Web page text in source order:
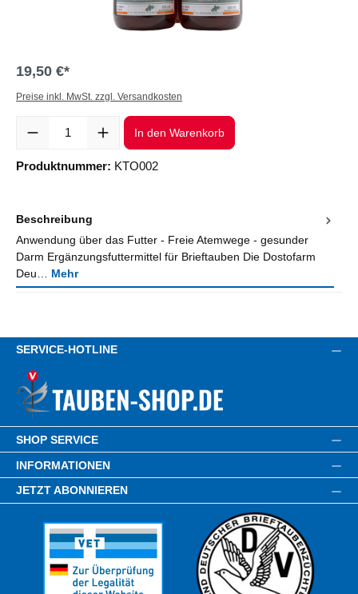
19,50 €*
Preise inkl. MwSt. zzgl. Versandkosten
Produkt Anzahl: Gib den gewünschten Wert ein oder benutze die
In den Warenkorb
Produktnummer: KTO002
Beschreibung
Anwendung über das Futter - Freie Atemwege - gesunder
Darm Ergänzungsfuttermittel für Brieftauben Die Dostofarm
Deu… Mehr
SERVICE-HOTLINE
SHOP SERVICE
INFORMATIONEN
JETZT ABONNIEREN